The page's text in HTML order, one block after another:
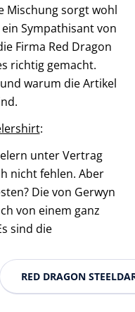
Mischung sorgt wohl
Sympathisant von
Firma Red Dragon
richtig gemacht.
warum die Artikel
:
unter Vertrag
nicht fehlen. Aber
Die von Gerwyn
von einem ganz
sind die
RED DRAGON